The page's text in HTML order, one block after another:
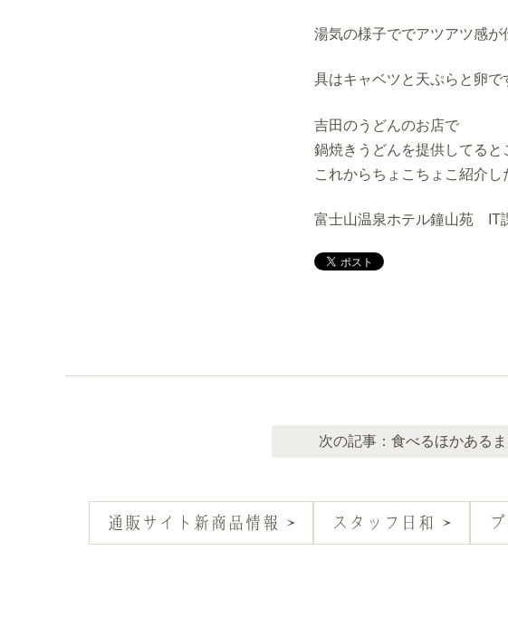
湯気の様子ででアツアツ感が
具はキャベツと天ぷらと卵で
吉田のうどんのお店で
鍋焼きうどんを提供してる
これからちょこちょこ紹介し
富士山温泉ホテル鐘山苑
次の記事： 食べるほかあるま
通販サイト新商品情報 スタッフ日和